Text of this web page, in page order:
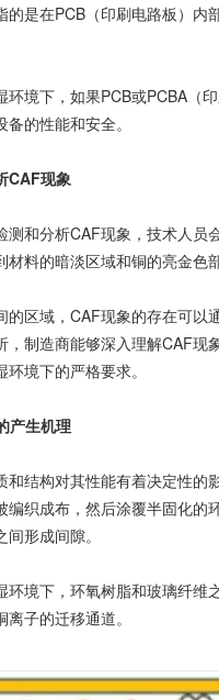
的是在PCB（印刷电路板）内
环境下，如果PCB或PCBA （
备的性能和安全。
CAF现象
测和分析CAF现象，技术人员
材料的暗淡区域和铜的亮金色部
的区域，CAF现象的存在可以
，制造商能够深入理解CAF现
境下的严格要求。
产生机理
和结构对其性能有着决定性的
编织成布，然后涂覆半固化的
形成间隙。
环境下，环氧树脂和玻璃纤维
离子的迁移通道。